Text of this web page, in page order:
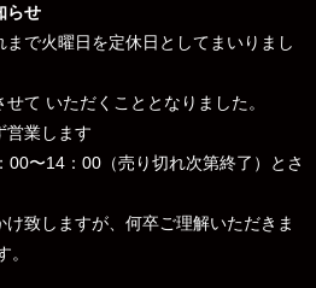
らせ
で火曜日を定休日としてまいりまし
て いただくこととなりました。
営業します
00〜14：00（売り切れ次第終了）とさ
致しますが、何卒ご理解いただきま
。